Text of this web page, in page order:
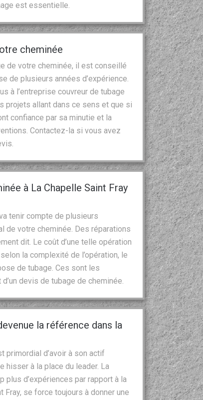
est essentielle.
cheminée
de votre cheminée, il est conseillé
de plusieurs années d’expérience.
à l’entreprise couvreur de tubage
projets allant dans ce sens et que si
confiance par sa minutie et la
Contactez-la si vous avez
à La Chapelle Saint Fray
tenir compte de plusieurs
de votre cheminée. Des réparations
dit. Le coût d’une telle opération
la complexité de l’opération, le
de tubage. Ces sont les
devis de tubage de cheminée.
la référence dans la
primordial d’avoir à son actif
hisser à la place du leader. La
plus d’expériences par rapport à la
Fray, se force toujours à donner une